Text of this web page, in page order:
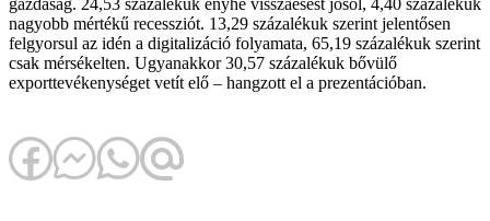
gazdaság. 24,53 százalékuk enyhe visszaesést jósol, 4,40 százalékuk
nagyobb mértékű recessziót. 13,29 százalékuk szerint jelentősen
felgyorsul az idén a digitalizáció folyamata, 65,19 százalékuk szerint
csak mérsékelten. Ugyanakkor 30,57 százalékuk bővülő
exporttevékenységet vetít elő – hangzott el a prezentációban.